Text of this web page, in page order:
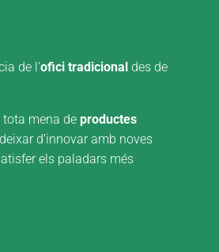
de l’ofici tradicionaldes de
tota mena de productes
d’innovar amb noves
els paladars més